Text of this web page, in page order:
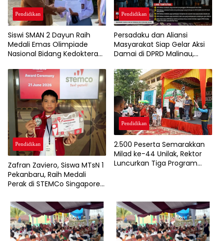
Pendidikan
Siswi SMAN 2 Dayun Raih
Medali Emas Olimpiade
Nasional Bidang Kedokteran
Pendidikan
Persadaku dan Aliansi
Masyarakat Siap Gelar Aksi
Damai di DPRD Malinau,
SPMB
Pendidikan
Zafran Zaviero, Siswa MTsN 1
Pekanbaru, Raih Medali
Perak di STEMCo Singapore
Pendidikan
2.500 Peserta Semarakkan
Milad ke-44 Unilak, Rektor
Luncurkan Tiga Program